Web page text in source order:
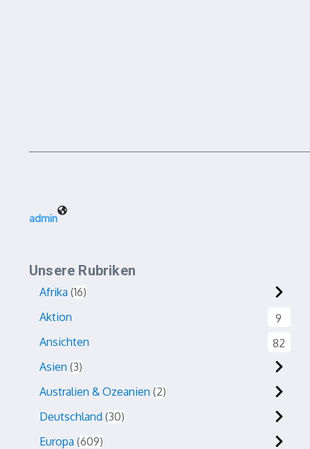
admin
Unsere Rubriken
Afrika 16
Aktion
9
Ansichten
82
Asien 3
Australien & Ozeanien 2
Deutschland 30
Europa 609